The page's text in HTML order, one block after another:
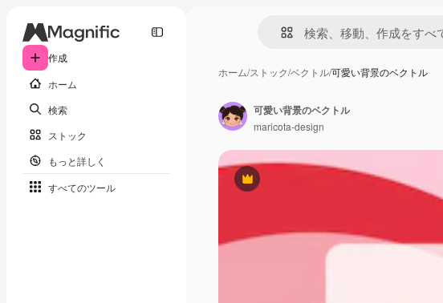
作成
ホーム
検索
ストック
もっと詳しく
すべてのツール
ホーム/ストック/ベクトル/可愛い背景のベクトル
Premium
可愛い背景のベクトル
maricota-design